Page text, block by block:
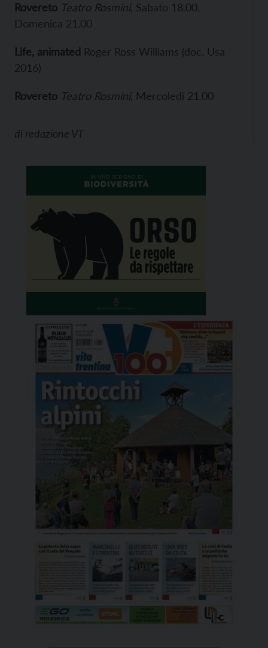
Rovereto Teatro Rosmini, Sabato 18.00,
Domenica 21.00
Life, animated Roger Ross Williams (doc. Usa
2016)
Rovereto Teatro Rosmini, Mercoledì 21.00
di redazione VT